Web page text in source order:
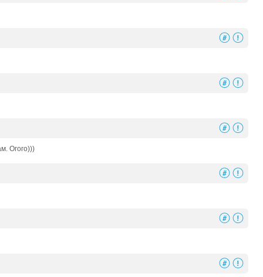
Огого)))